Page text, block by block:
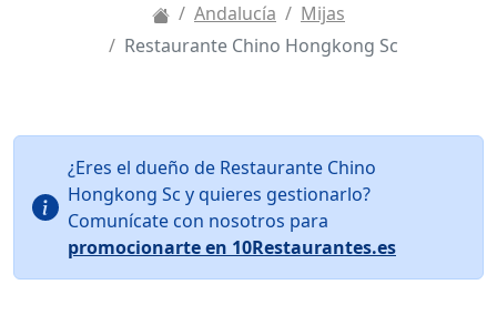
Andalucía
Mijas
Restaurante Chino Hongkong Sc
¿Eres el dueño de Restaurante Chino
Hongkong Sc y quieres gestionarlo?
Comunícate con nosotros para
promocionarte en 10Restaurantes.es